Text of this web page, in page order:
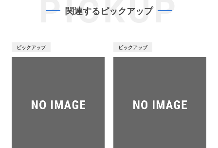
PICKUP
関連するピックアップ
ピックアップ ピックアップ